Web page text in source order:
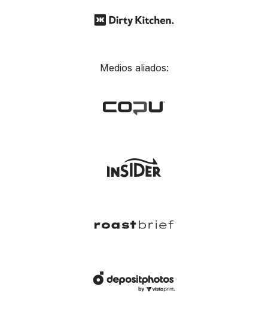
Medios aliados: